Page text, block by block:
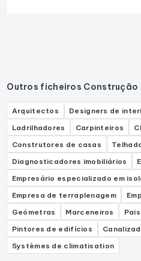
Outros ficheiros Construção
Arquitectos Designers de
Ladrilhadores
Carpinteiros
Construtores de casas
Diagnosticadores imobiliários
Empresário especializado em
Empresa de terraplenagem
Geómetras
Marceneiros
Pintores de edifícios
Systèmes de climatisation